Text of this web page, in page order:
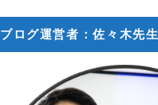
ブログ運営者：佐々木先生